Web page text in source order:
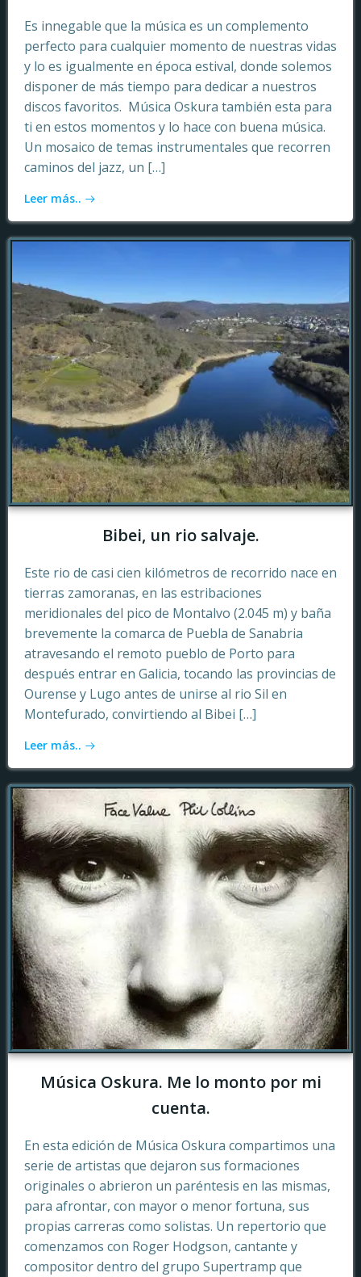
Es innegable que la música es un complemento
perfecto para cualquier momento de nuestras vidas
y lo es igualmente en época estival, donde solemos
disponer de más tiempo para dedicar a nuestros
discos favoritos. Música Oskura también esta para
ti en estos momentos y lo hace con buena música.
Un mosaico de temas instrumentales que recorren
caminos del jazz, un […]
Leer más..
Bibei, un rio salvaje.
Este rio de casi cien kilómetros de recorrido nace en
tierras zamoranas, en las estribaciones
meridionales del pico de Montalvo (2.045 m) y baña
brevemente la comarca de Puebla de Sanabria
atravesando el remoto pueblo de Porto para
después entrar en Galicia, tocando las provincias de
Ourense y Lugo antes de unirse al rio Sil en
Montefurado, convirtiendo al Bibei […]
Leer más..
Música Oskura. Me lo monto por mi
cuenta.
En esta edición de Música Oskura compartimos una
serie de artistas que dejaron sus formaciones
originales o abrieron un paréntesis en las mismas,
para afrontar, con mayor o menor fortuna, sus
propias carreras como solistas. Un repertorio que
comenzamos con Roger Hodgson, cantante y
compositor dentro del grupo Supertramp que